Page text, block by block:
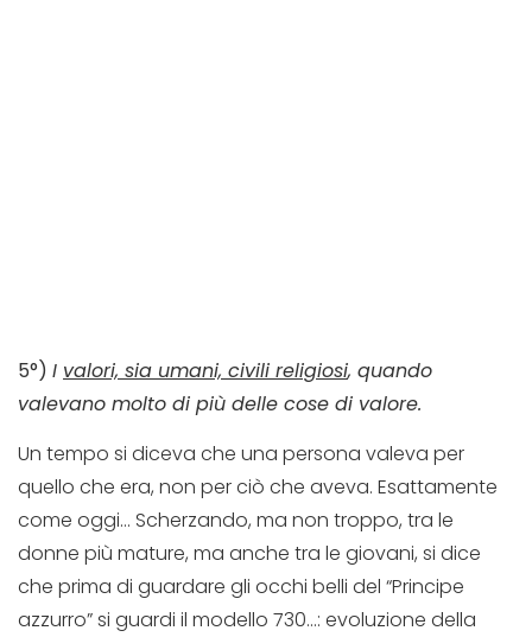
5°) I valori, sia umani, civili religiosi, quando
valevano molto di più delle cose di valore.
Un tempo si diceva che una persona valeva per
quello che era, non per ciò che aveva. Esattamente
come oggi… Scherzando, ma non troppo, tra le
donne più mature, ma anche tra le giovani, si dice
che prima di guardare gli occhi belli del “Principe
azzurro” si guardi il modello 730…: evoluzione della